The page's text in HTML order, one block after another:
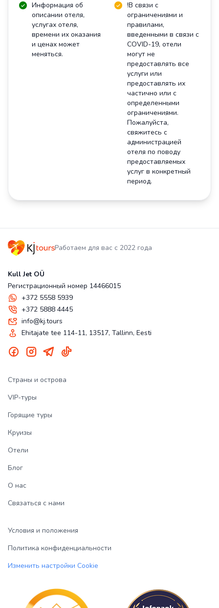
Информация об
описании отеля,
услугах отеля,
времени их оказания
и ценах может
меняться.
!В связи с
ограничениями и
правилами,
введенными в связи с
COVID-19, отели
могут не
предоставлять все
услуги или
предоставлять их
частично или с
определенными
ограничениями.
Пожалуйста,
свяжитесь с
администрацией
отеля по поводу
предоставляемых
услуг в конкретный
период.
Работаем для вас с 2022 года
Kull Jet OÜ
Регистрационный номер 14466015
+372 5558 5939
+372 5888 4445
info@kj.tours
Ehitajate tee 114-11, 13517, Tallinn, Eesti
Страны и острова
VIP-туры
Горящие туры
Круизы
Отели
Блог
О нас
Связаться с нами
Условия и положения
Политика конфиденциальности
Изменить настройки Cookie